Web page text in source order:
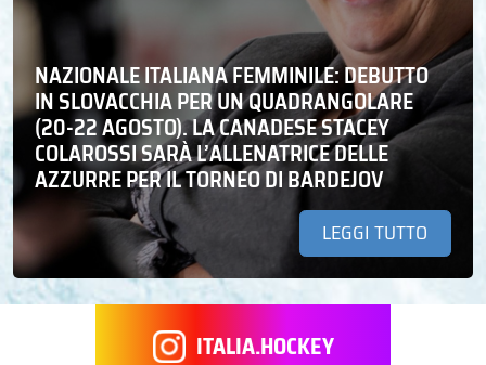
NAZIONALE ITALIANA FEMMINILE: DEBUTTO
IN SLOVACCHIA PER UN QUADRANGOLARE
(20-22 AGOSTO). LA CANADESE STACEY
COLAROSSI SARÀ L’ALLENATRICE DELLE
AZZURRE PER IL TORNEO DI BARDEJOV
LEGGI TUTTO
ITALIA.HOCKEY